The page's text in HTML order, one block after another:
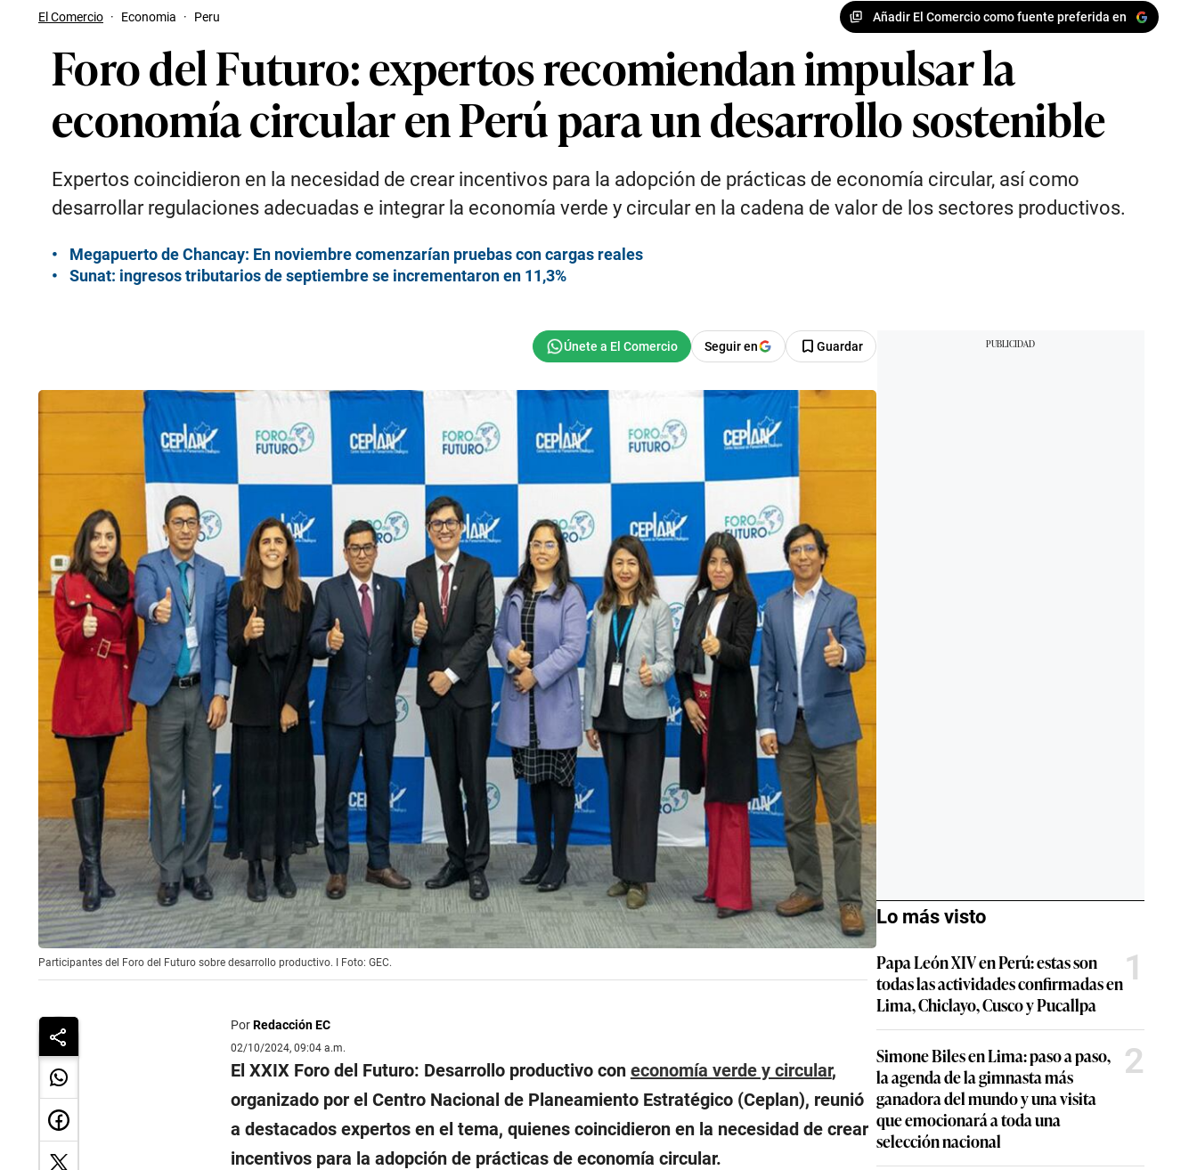
El Comercio · Economia · Peru Añadir El Comercio como fuente preferida en
Foro del Futuro: expertos recomiendan impulsar la
economía circular en Perú para un desarrollo sostenible
Expertos coincidieron en la necesidad de crear incentivos para la adopción de prácticas de economía circular, así como
desarrollar regulaciones adecuadas e integrar la economía verde y circular en la cadena de valor de los sectores productivos.
Megapuerto de Chancay: En noviembre comenzarían pruebas con cargas reales
Sunat: ingresos tributarios de septiembre se incrementaron en 11,3%
Seguir en Guardar
Participantes del Foro del Futuro sobre desarrollo productivo. I Foto: GEC.
PorRedacción EC
02/10/2024, 09:04 a.m.
El XXIX Foro del Futuro: Desarrollo productivo con economía verde y circular,
organizado por el Centro Nacional de Planeamiento Estratégico (Ceplan), reunió
a destacados expertos en el tema, quienes coincidieron en la necesidad de crear
incentivos para la adopción de prácticas de economía circular.
Lo más visto
Papa León XIV en Perú: estas son
todas las actividades confirmadas en
Lima, Chiclayo, Cusco y Pucallpa
1
Simone Biles en Lima: paso a paso,
la agenda de la gimnasta más
ganadora del mundo y una visita
que emocionará a toda una
selección nacional
2